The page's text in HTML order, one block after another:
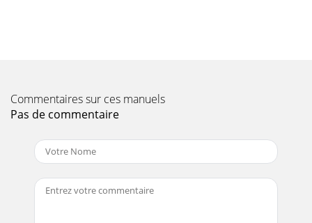
Check all gas piping for leaks with a soap and water solution
before operating unit.THESE UNITS
65. Turn the burner knobs to "HI". If the burner does not
ignite, promptly open the pilot valve more. If the pilot flame
appears larger than
Commentaires sur ces manuels
Pas de commentaire